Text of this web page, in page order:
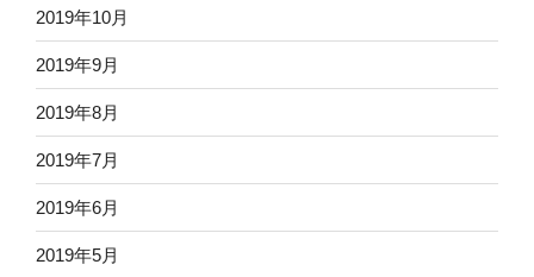
2019年10月
2019年9月
2019年8月
2019年7月
2019年6月
2019年5月